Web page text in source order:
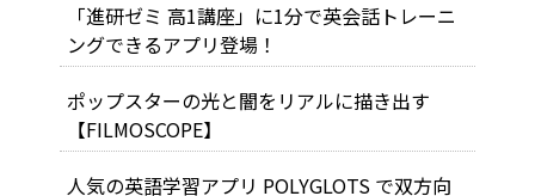
「進研ゼミ 高1講座」に1分で英会話トレーニ
ングできるアプリ登場！
ポップスターの光と闇をリアルに描き出す
【FILMOSCOPE】
人気の英語学習アプリ POLYGLOTS で双方向